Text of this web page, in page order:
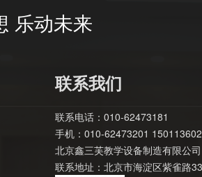
乐动未来
联系我们
联系电话：010-62473181
手机：010-62473201
北京鑫三芙教学设备制造有限公司
联系地址：北京市海淀区紫雀路